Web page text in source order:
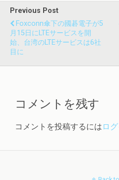
Previous Post
Foxconn傘下の國碁電子が5
月15日にLTEサービスを開
始、台湾のLTEサービスは6社
目に
コメントを残す
コメントを投稿するには ロ